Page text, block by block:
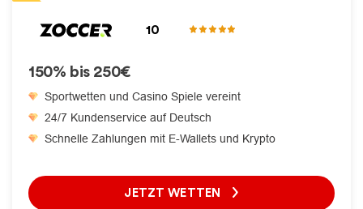
150% bis 250€
Sportwetten und Casino Spiele vereint
24/7 Kundenservice auf Deutsch
Schnelle Zahlungen mit E-Wallets und Krypto
10
JETZT WETTEN